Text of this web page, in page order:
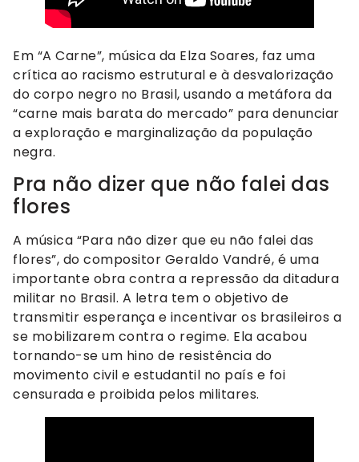
Em “A Carne”, música da Elza Soares, faz uma
crítica ao racismo estrutural e à desvalorização
do corpo negro no Brasil, usando a metáfora da
“carne mais barata do mercado” para denunciar
a exploração e marginalização da população
negra.
Pra não dizer que não falei das
flores
A música “Para não dizer que eu não falei das
flores”, do compositor Geraldo Vandré, é uma
importante obra contra a repressão da ditadura
militar no Brasil. A letra tem o objetivo de
transmitir esperança e incentivar os brasileiros a
se mobilizarem contra o regime. Ela acabou
tornando-se um hino de resistência do
movimento civil e estudantil no país e foi
censurada e proibida pelos militares.